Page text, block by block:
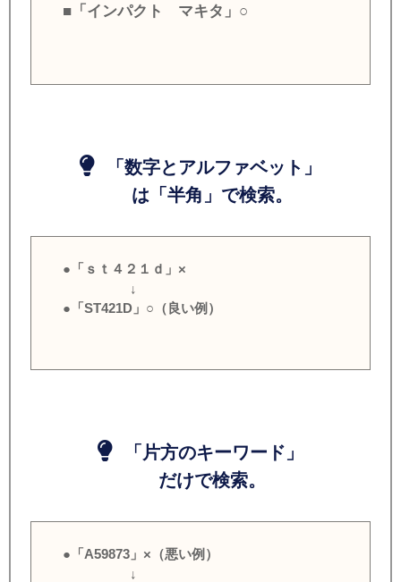
■「インパクト マキタ」○
「数字とアルファベット」
は「半角」で検索。
●「ｓｔ４２１ｄ」×
↓
●「ST421D」○（良い例）
「片方のキーワード」
だけで検索。
●「A59873」×（悪い例）
↓